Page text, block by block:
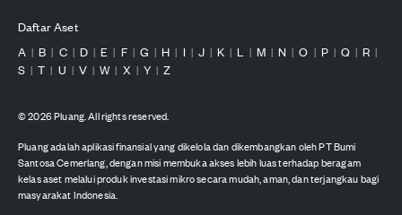
Daftar Aset
A | B | C | D | E | F | G | H | I | J | K | L | M | N | O | P | Q | R |
S | T | U | V | W | X | Y | Z
©2026Pluang. All rights reserved.
Pluang adalah aplikasi finansial yang dikelola dan dikembangkan oleh PT Bumi
Santosa Cemerlang, dengan misi membuka akses lebih luas terhadap beragam
kelas aset melalui produk investasi mikro secara mudah, aman, dan terjangkau bagi
masyarakat Indonesia.